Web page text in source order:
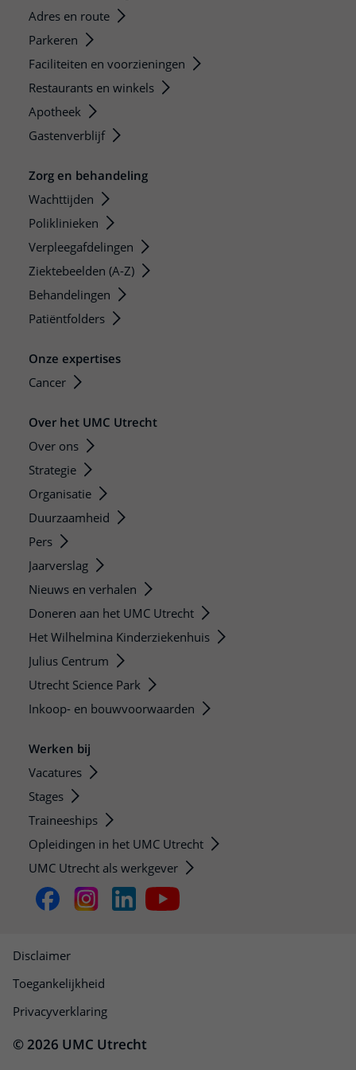
Adres en route
Parkeren
Faciliteiten en voorzieningen
Restaurants en winkels
Apotheek
Gastenverblijf
Zorg en behandeling
Wachttijden
Poliklinieken
Verpleegafdelingen
Ziektebeelden (A-Z)
Behandelingen
Patiëntfolders
Onze expertises
Cancer
Over het UMC Utrecht
Over ons
Strategie
Organisatie
Duurzaamheid
Pers
Jaarverslag
Nieuws en verhalen
Doneren aan het UMC Utrecht
Het Wilhelmina Kinderziekenhuis
Julius Centrum
Utrecht Science Park
Inkoop- en bouwvoorwaarden
Werken bij
Vacatures
Stages
Traineeships
Opleidingen in het UMC Utrecht
UMC Utrecht als werkgever
© 2026 UMC Utrecht
Disclaimer
Toegankelijkheid
Privacyverklaring